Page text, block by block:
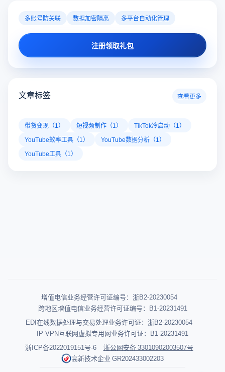
多账号防关联 数据加密隔离 多平台自动化管理
注册领取礼包
文章标签 查看更多
带货变现（1） 短视频制作（1）
TikTok冷启动（1）
YouTube效率工具（1）
YouTube数据分析（1）
YouTube工具（1）
增值电信业务经营许可证编号：浙B2-20230054
跨地区增值电信业务经营许可证编号：B1-20231491
EDI在线数据处理与交易处理业务许可证：浙B2-20230054
IP-VPN互联网虚拟专用网业务许可证：B1-20231491
浙ICP备2022019151号-6
浙公网安备 33010902003507号
高新技术企业 GR202433002203